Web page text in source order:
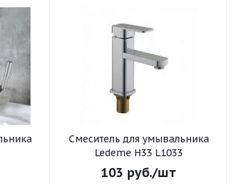
Смеситель для умывальника
Ledeme H33 L1033
103 руб./шт